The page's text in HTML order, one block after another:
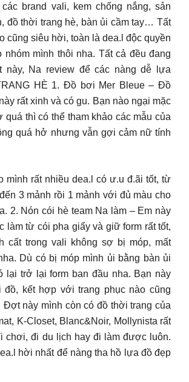
brand vali, kem chống nắng, sản
đồ thời trang hè, bàn ủi cầm tay… Tất
cũng siêu hời, toàn là dea.l độc quyền
nhóm mình thôi nha. Tất cả đều đang
này, Na review để các nàng dễ lựa
HÈ 1. Đồ bơi Mer Bleue – Đồ
rất xinh và có gu. Bạn nào ngại mặc
thì có thể tham khảo các mẫu của
quá hở nhưng vẫn gợi cảm nữ tính
mình rất nhiều dea.l có ư.u đ.ãi tốt, từ
3 mảnh rồi 1 mảnh với đủ màu cho
2. Nón cói hè team Na làm – Em này
làm từ cói pha giấy và giữ form rất tốt,
cất trong vali không sợ bị móp, mất
Dù có bị móp mình ủi bằng bàn ủi
lại trở lại form ban đầu nha. Bạn này
kết hợp với trang phục nào cũng
Đợt này mình còn có đồ thời trang của
K-Closet, Blanc&Noir, Mollynista rất
chơi, đi du lịch hay đi làm được luôn.
hời nhất để nàng tha hồ lựa đồ đẹp